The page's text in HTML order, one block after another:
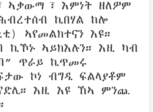
ኣቃውማ፣ እምነት ዘለዎም
ኪበሃል ከሎ
ኣየመልክተናን እዩ።
ኪኾኑ ኣይክእሉን። እዚ ካብ
ጥራይ ኪጥመሩ
ኮነ ብግዲ ፍልላያቶም
እዚ እዩ ኸኣ ምንጪ